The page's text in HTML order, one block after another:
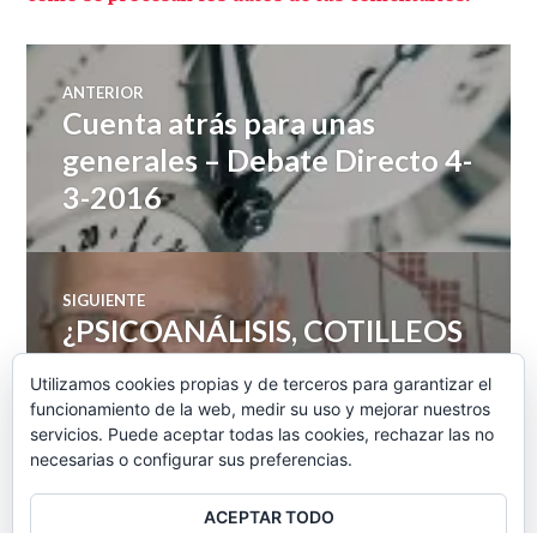
Navegación
de
entradas
ANTERIOR
Entrada
Cuenta atrás para unas
generales – Debate Directo 4-
3-2016
SIGUIENTE
Entrada
siguiente:
¿PSICOANÁLISIS, COTILLEOS
O HISTORIA? EL
FILOFASCISMO DEL
PROFESOR PAYNE
Utilizamos cookies propias y de terceros para garantizar el
funcionamiento de la web, medir su uso y mejorar nuestros
servicios. Puede aceptar todas las cookies, rechazar las no
necesarias o configurar sus preferencias.
ACEPTAR TODO